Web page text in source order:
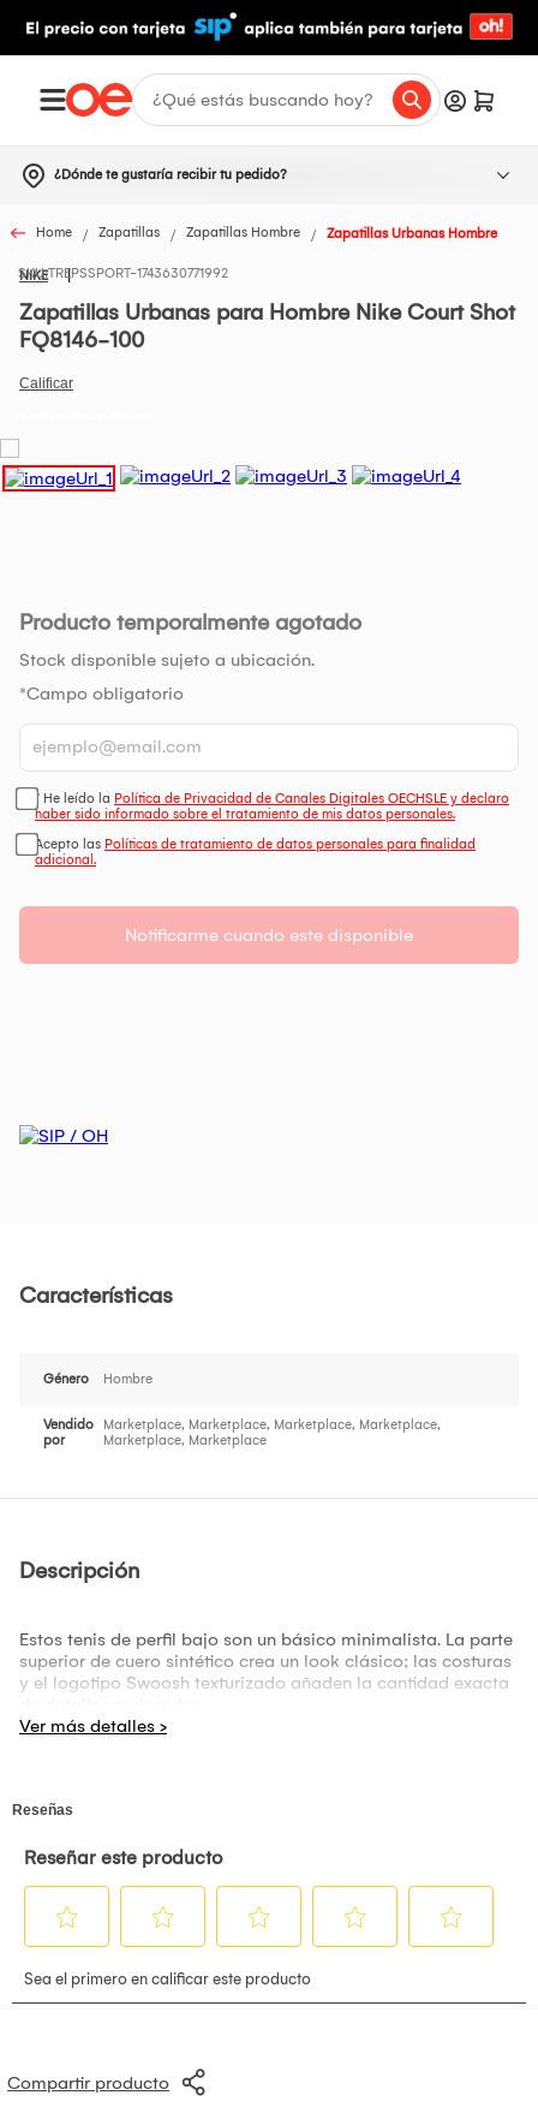
¿Dónde te gustaría recibir tu pedido?
Home Zapatillas Zapatillas Hombre Zapatillas Urbanas Hombre
NIKETREPSSPORT-1743630771992
Zapatillas Urbanas para Hombre Nike Court Shot
FQ8146-100
Producto temporalmente agotado
Stock disponible sujeto a ubicación.
*Campo obligatorio
* He leído la Política de Privacidad de Canales Digitales OECHSLE y declaro
haber sido informado sobre el tratamiento de mis datos personales.
Acepto las Políticas de tratamiento de datos personales para finalidad
adicional.
Notificarme cuando este disponible
Características
Género Hombre
Vendido
por
Marketplace, Marketplace, Marketplace, Marketplace,
Marketplace, Marketplace
Descripción
Estos tenis de perfil bajo son un básico minimalista. La parte
superior de cuero sintético crea un look clásico; las costuras
y el logotipo Swoosh texturizado añaden la cantidad exacta
Compartir producto